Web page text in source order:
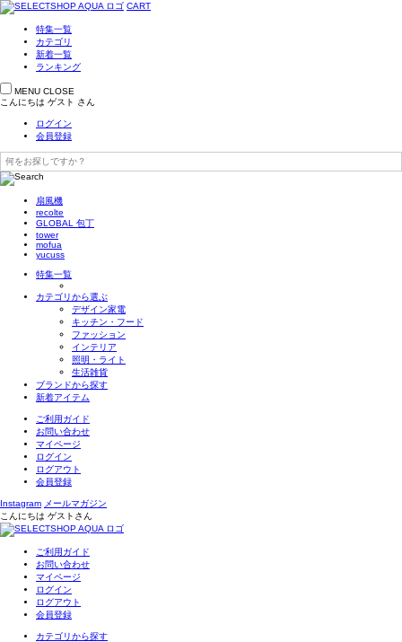
CART
特集一覧
カテゴリ
新着一覧
ランキング
MENU CLOSE
こんにちは ゲスト さん
ログイン
会員登録
扇風機
recolte
GLOBAL 包丁
tower
mofua
yucuss
特集一覧
カテゴリから選ぶ
デザイン家電
キッチン・フード
ファッション
インテリア
照明・ライト
生活雑貨
ブランドから探す
新着アイテム
ご利用ガイド
お問い合わせ
マイページ
ログイン
ログアウト
会員登録
Instagram メールマガジン
こんにちは ゲスト さん
ご利用ガイド
お問い合わせ
マイページ
ログイン
ログアウト
会員登録
カテゴリから探す